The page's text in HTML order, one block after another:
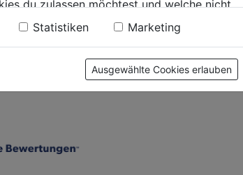
du zulassen möchtest und welche nicht.
unserer Datenschutzerklärung
Statistiken Marketing
Ausgewählte Cookies erlauben